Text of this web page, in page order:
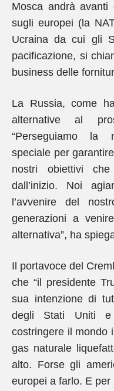
Mosca andrà
sugli europei (la
Ucraina da cui gli
pacificazione, si
business delle
La Russia, come
alternative al
“Perseguiamo la
speciale per
nostri obiettivi
dall’inizio. Noi
l’avvenire del
generazioni a
alternativa”, ha
Il portavoce del
che “il presidente
sua intenzione di
degli Stati Uniti
costringere il mondo
gas naturale
alto. Forse gli
europei a farlo. E per